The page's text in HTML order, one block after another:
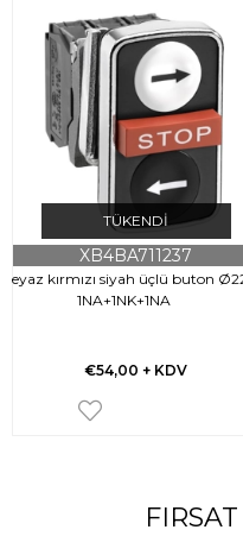
TÜKENDI
Beyaz kırmızı siyah üçlü buton
1NA+1NK+1NA
XB4BA711237
€54,00 + KDV